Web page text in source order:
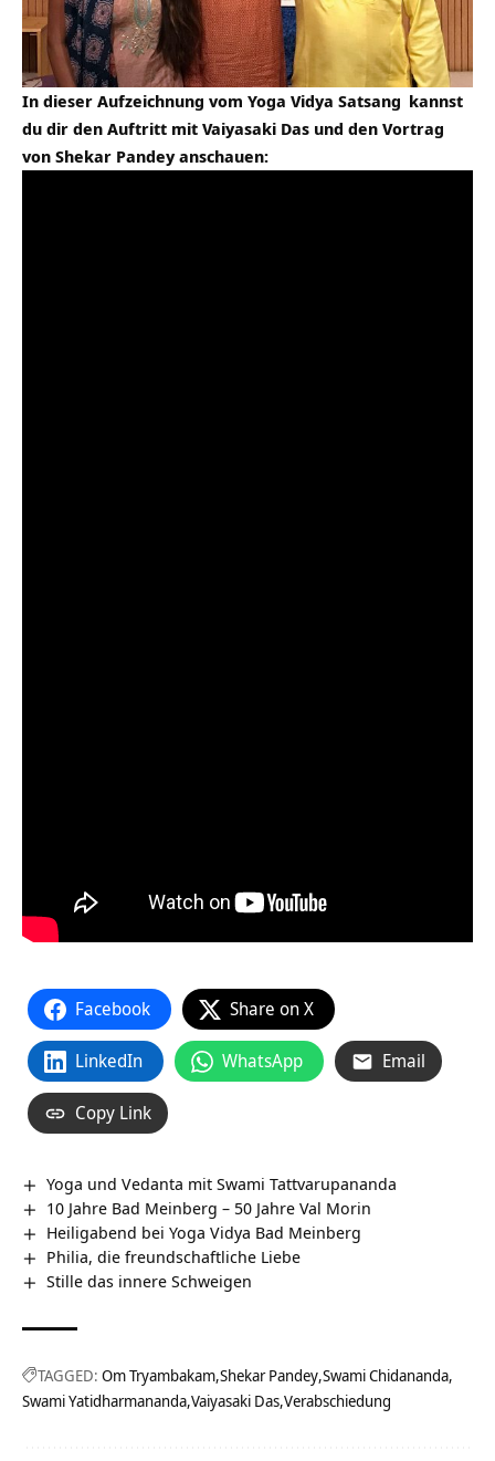
In dieser Aufzeichnung vom Yoga Vidya Satsang kannst
du dir den Auftritt mit Vaiyasaki Das und den Vortrag
von Shekar Pandey anschauen:
Facebook Share on X
LinkedIn WhatsApp Email
Copy Link
Yoga und Vedanta mit Swami Tattvarupananda
10 Jahre Bad Meinberg – 50 Jahre Val Morin
Heiligabend bei Yoga Vidya Bad Meinberg
Philia, die freundschaftliche Liebe
Stille das innere Schweigen
TAGGED: Om Tryambakam Shekar Pandey Swami Chidananda
Swami Yatidharmananda Vaiyasaki Das Verabschiedung